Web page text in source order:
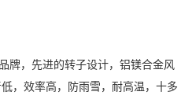
，先进的转子设计，铝镁合金风
，效率高，防雨雪，耐高温，十多